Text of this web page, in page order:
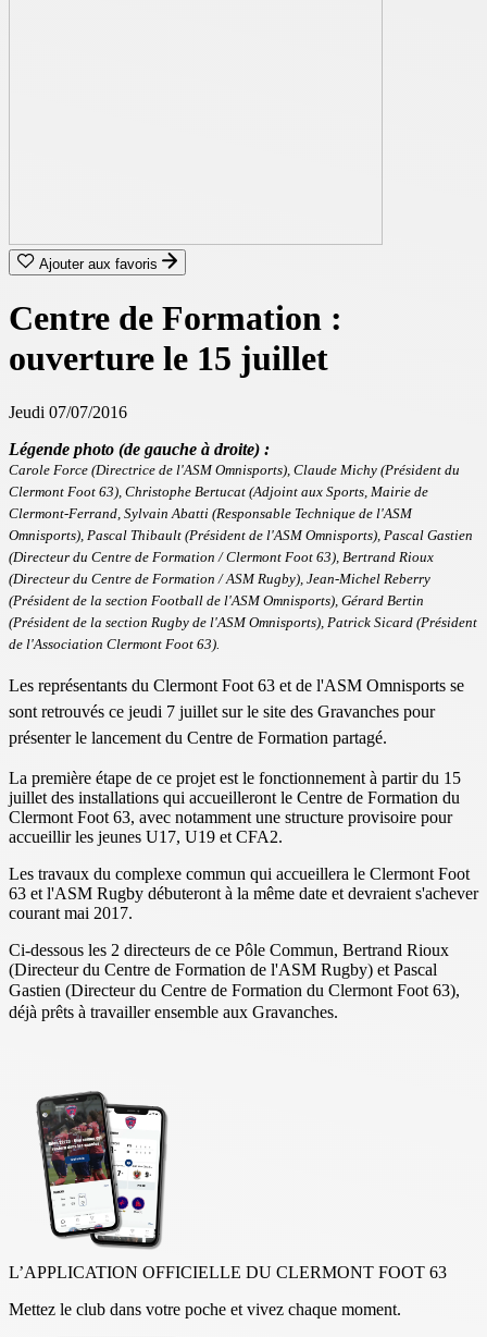
Ajouter aux favoris
Centre de Formation :
ouverture le 15 juillet
Jeudi 07/07/2016
Légende photo (de gauche à droite) :
Carole Force (Directrice de l'ASM Omnisports), Claude Michy (Président du
Clermont Foot 63), Christophe Bertucat (Adjoint aux Sports, Mairie de
Clermont-Ferrand, Sylvain Abatti (Responsable Technique de l'ASM
Omnisports), Pascal Thibault (Président de l'ASM Omnisports), Pascal Gastien
(Directeur du Centre de Formation / Clermont Foot 63), Bertrand Rioux
(Directeur du Centre de Formation / ASM Rugby), Jean-Michel Reberry
(Président de la section Football de l'ASM Omnisports), Gérard Bertin
(Président de la section Rugby de l'ASM Omnisports) , Patrick Sicard (Président
de l'Association Clermont Foot 63).
Les représentants du Clermont Foot 63 et de l'ASM Omnisports se
sont retrouvés ce jeudi 7 juillet sur le site des Gravanches pour
présenter le lancement du Centre de Formation partagé.
La première étape de ce projet est le fonctionnement à partir du 15
juillet des installations qui accueilleront le Centre de Formation du
Clermont Foot 63, avec notamment une structure provisoire pour
accueillir les jeunes U17, U19 et CFA2.
Les travaux du complexe commun qui accueillera le Clermont Foot
63 et l'ASM Rugby débuteront à la même date et devraient s'achever
courant mai 2017.
Ci-dessous les 2 directeurs de ce Pôle Commun, Bertrand Rioux
(Directeur du Centre de Formation de l'ASM Rugby) et Pascal
Gastien (Directeur du Centre de Formation du Clermont Foot 63),
déjà prêts à travailler ensemble aux Gravanches.
L’APPLICATION OFFICIELLE DU CLERMONT FOOT 63
Mettez le club dans votre poche et vivez chaque moment.